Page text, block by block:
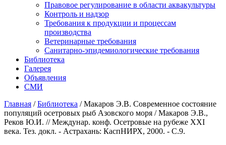
Правовое регулирование в области аквакультуры
Контроль и надзор
Требования к продукции и процессам
производства
Ветеринарные требования
Санитарно-эпидемиологические требования
Библиотека
Галерея
Объявления
СМИ
Главная /Библиотека /Макаров Э.В. Современное состояние
популяций осетровых рыб Азовского моря / Макаров Э.В.,
Реков Ю.И. // Междунар. конф. Осетровые на рубеже XXI
века. Тез. докл. - Астрахань: КаспНИРХ, 2000. - С.9.